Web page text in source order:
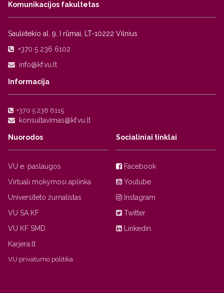
Komunikacijos fakultetas
Saulėtekio al. 9, I rūmai, LT-10222 Vilnius
+370 5 236 6102
Informacija
+370 5 236 6115
Nuorodos
VU e. paslaugos
Virtuali mokymosi aplinka
Universiteto žurnalistas
VU SA KF
VU KF SMD
Karjera.lt
VU privatumo politika
Socialiniai tinklai
Facebook
Youtube
Instagram
Twitter
Linkedin